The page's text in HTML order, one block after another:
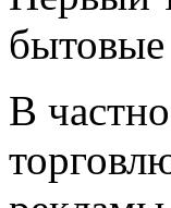
бытовые
В